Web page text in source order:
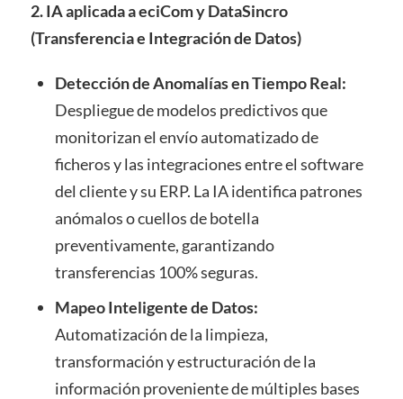
2. IA aplicada a eciCom y DataSincro
(Transferencia e Integración de Datos)
Detección de Anomalías en Tiempo Real:
Despliegue de modelos predictivos que
monitorizan el envío automatizado de
ficheros y las integraciones entre el software
del cliente y su ERP. La IA identifica patrones
anómalos o cuellos de botella
preventivamente, garantizando
transferencias 100% seguras.
Mapeo Inteligente de Datos:
Automatización de la limpieza,
transformación y estructuración de la
información proveniente de múltiples bases